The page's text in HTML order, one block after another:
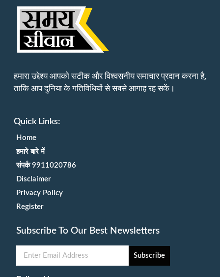
हमारा उद्देश्य आपको सटीक और विश्वसनीय समाचार प्रदान करना है,
ताकि आप दुनिया के गतिविधियों से सबसे आगाह रह सकें।
Quick Links:
Home
हमारे बारे में
संपर्क 9911020786
Disclaimer
Privacy Policy
Register
Subscribe To Our Best Newsletters
Subscribe